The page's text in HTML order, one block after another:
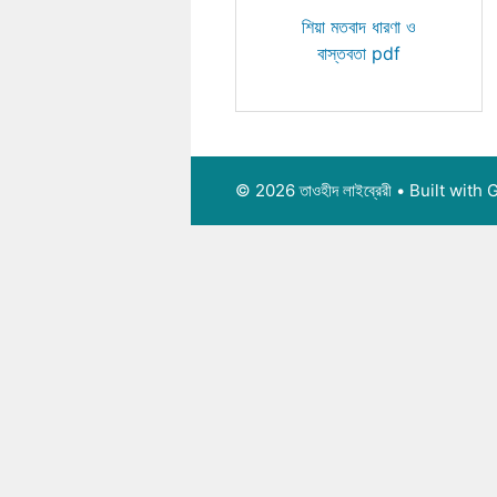
শিয়া মতবাদ ধারণা ও
বাস্তবতা pdf
© 2026 তাওহীদ লাইব্রেরী • Built with